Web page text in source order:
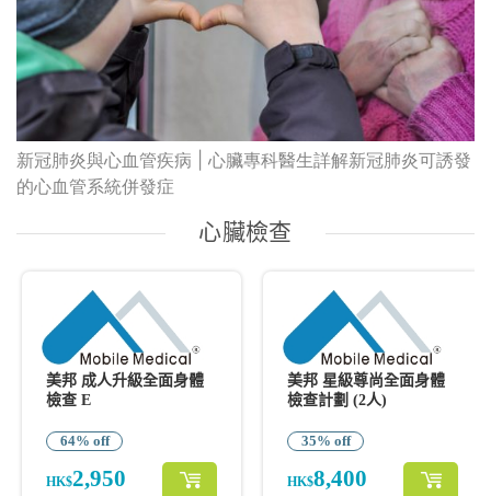
新冠肺炎與心血管疾病 | 心臟專科醫生詳解新冠肺炎可誘發
的心血管系統併發症